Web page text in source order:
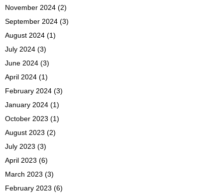
November 2024 (2)
September 2024 (3)
August 2024 (1)
July 2024 (3)
June 2024 (3)
April 2024 (1)
February 2024 (3)
January 2024 (1)
October 2023 (1)
August 2023 (2)
July 2023 (3)
April 2023 (6)
March 2023 (3)
February 2023 (6)